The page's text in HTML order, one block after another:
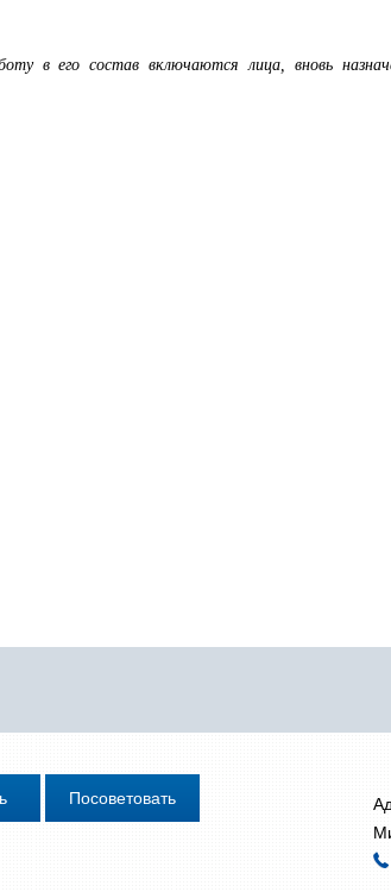
в его состав включаются лица, вновь